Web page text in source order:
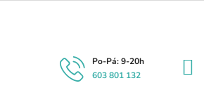
603 801 132